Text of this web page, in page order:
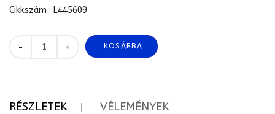
Cikkszám : L445609
+
- KOSÁRBA
RÉSZLETEK VÉLEMÉNYEK